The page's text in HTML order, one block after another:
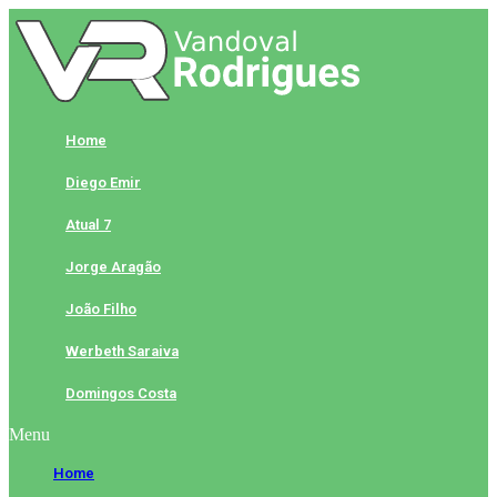
Skip
to
content
Home
Diego Emir
Atual 7
Jorge Aragão
João Filho
Werbeth Saraiva
Domingos Costa
Menu
Home